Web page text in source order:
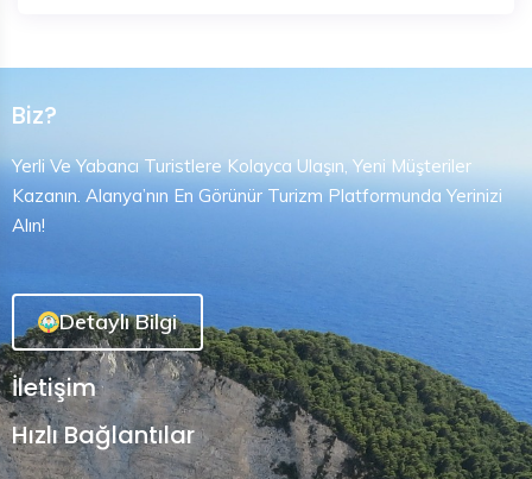
Biz?
Yerli Ve Yabancı Turistlere Kolayca Ulaşın, Yeni Müşteriler
Kazanın. Alanya’nın En Görünür Turizm Platformunda Yerinizi
Alın!
Detaylı Bilgi
İletişim
Hızlı Bağlantılar